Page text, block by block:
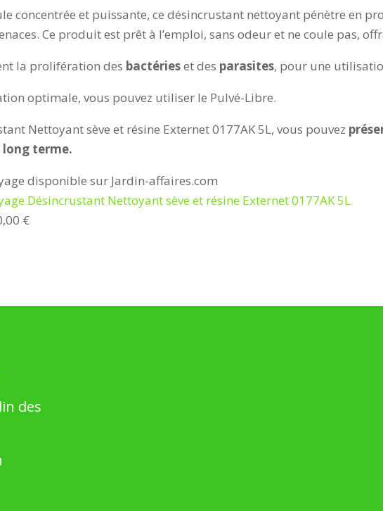
concentrée et puissante, ce désincrustant nettoyant pénètre en
Ce produit est prêt à l’emploi, sans odeur et ne coule pas,
la prolifération des bactérieset des parasites, pour une
optimale, vous pouvez utiliser le Pulvé-Libre.
Nettoyant sève et résine Externet 0177AK 5L, vous pouvez
long terme.
disponible sur Jardin-affaires.com
Désincrustant Nettoyant sève et résine Externet 0177AK 5L
€
des